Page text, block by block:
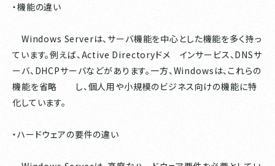
・機能の違い
Windows Serverは、サーバ機能を中心とした機能を多く持っ
ています。例えば、Active Directoryドメ インサービス、DNSサ
ーバ、DHCPサーバなどがあります。一方、Windowsは、これらの
機能を省略 し、個人用や小規模のビジネス向けの機能に特
化しています。
・ハードウェアの要件の違い